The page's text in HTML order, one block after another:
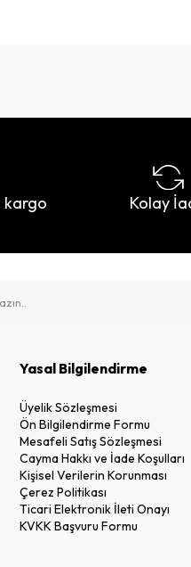
kargo Kolay
Yasal Bilgilendirme
Üyelik Sözleşmesi
Ön Bilgilendirme Formu
Mesafeli Satış Sözleşmesi
Cayma Hakkı ve İade Koşulları
Kişisel Verilerin Korunması
Çerez Politikası
Ticari Elektronik İleti Onayı
KVKK Başvuru Formu